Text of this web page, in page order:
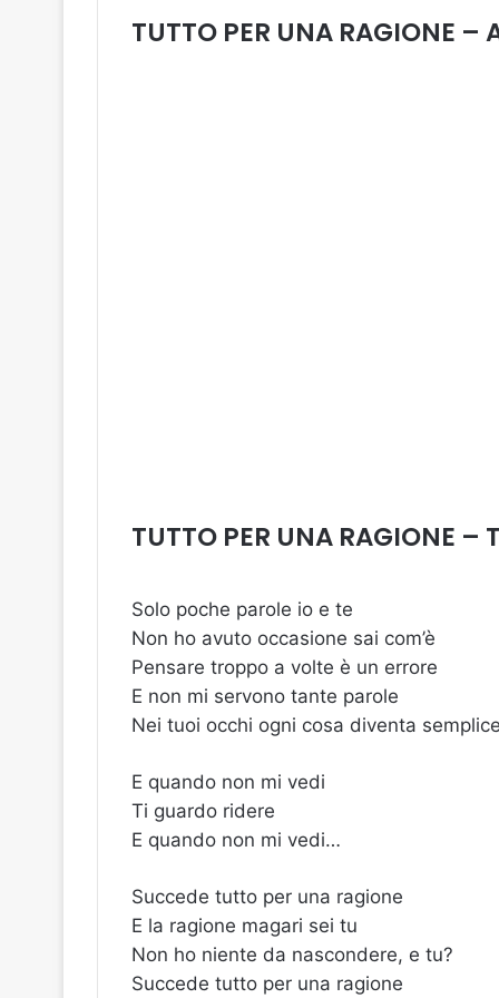
TUTTO PER UNA RAGIONE –
TUTTO PER UNA RAGIONE –
Solo poche parole io e te
Non ho avuto occasione sai com’è
Pensare troppo a volte è un errore
E non mi servono tante parole
Nei tuoi occhi ogni cosa diventa semplice
E quando non mi vedi
Ti guardo ridere
E quando non mi vedi…
Succede tutto per una ragione
E la ragione magari sei tu
Non ho niente da nascondere, e tu?
Succede tutto per una ragione